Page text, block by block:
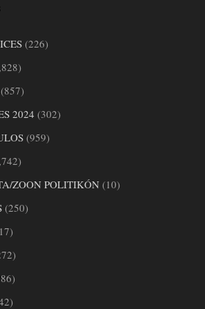
(226)
2024 (302)
(959)
ZOON POLITIKÓN(10)
(250)